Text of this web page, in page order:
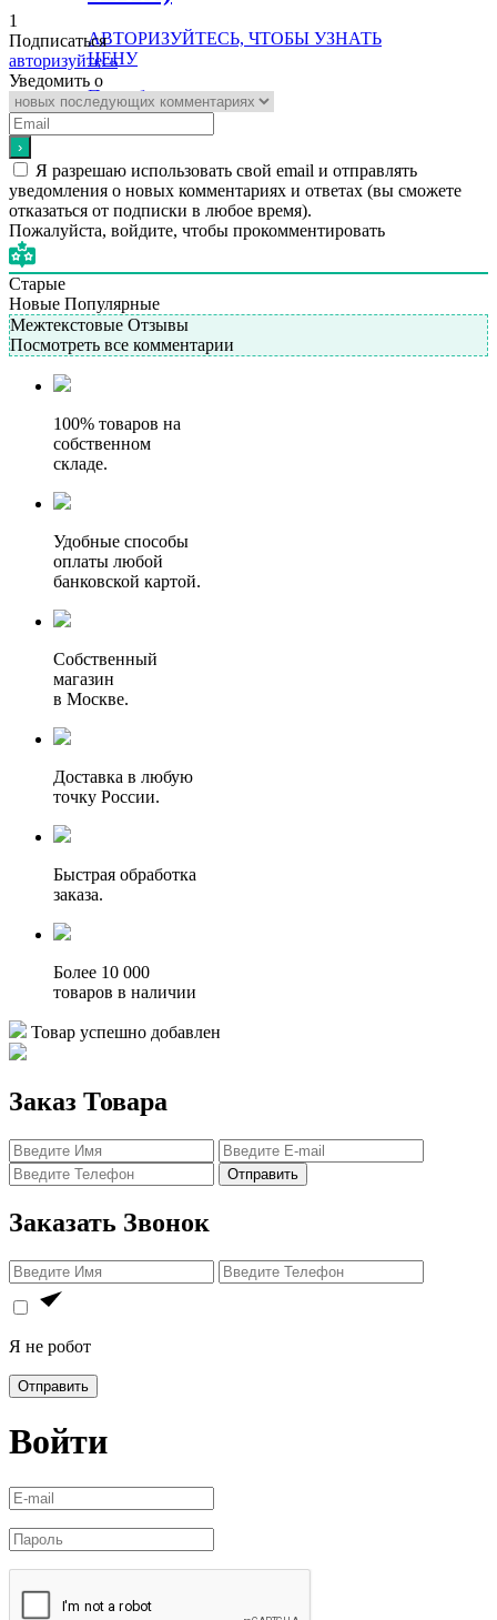
АВТОРИЗУЙТЕСЬ, ЧТОБЫ УЗНАТЬ
ЦЕНУ
Подробнее
1
Подписаться
авторизуйтесь
Уведомить о
Я разрешаю использовать свой email и отправлять
уведомления о новых комментариях и ответах (вы cможете
отказаться от подписки в любое время).
Пожалуйста, войдите, чтобы прокомментировать
Старые
Новые Популярные
Межтекстовые Отзывы
Посмотреть все комментарии
100% товаров на
собственном
складе.
Удобные способы
оплаты любой
банковской картой.
Собственный
магазин
в Москве.
Доставка в любую
точку России.
Быстрая обработка
заказа.
Более 10 000
товаров в наличии
Товар успешно добавлен
Заказ Товара
Отправить
Заказать Звонок
Я не робот
Отправить
Войти